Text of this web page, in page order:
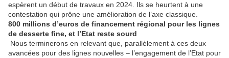
espèrent un début de travaux en 2024. Ils se heurtent à une
contestation qui prône une amélioration de l’axe classique.
800 millions d’euros de financement régional pour les lignes
de desserte fine, et l’Etat reste sourd
Nous terminerons en relevant que, parallèlement à ces deux
avancées pour des lignes nouvelles – l’engagement de l’Etat pour